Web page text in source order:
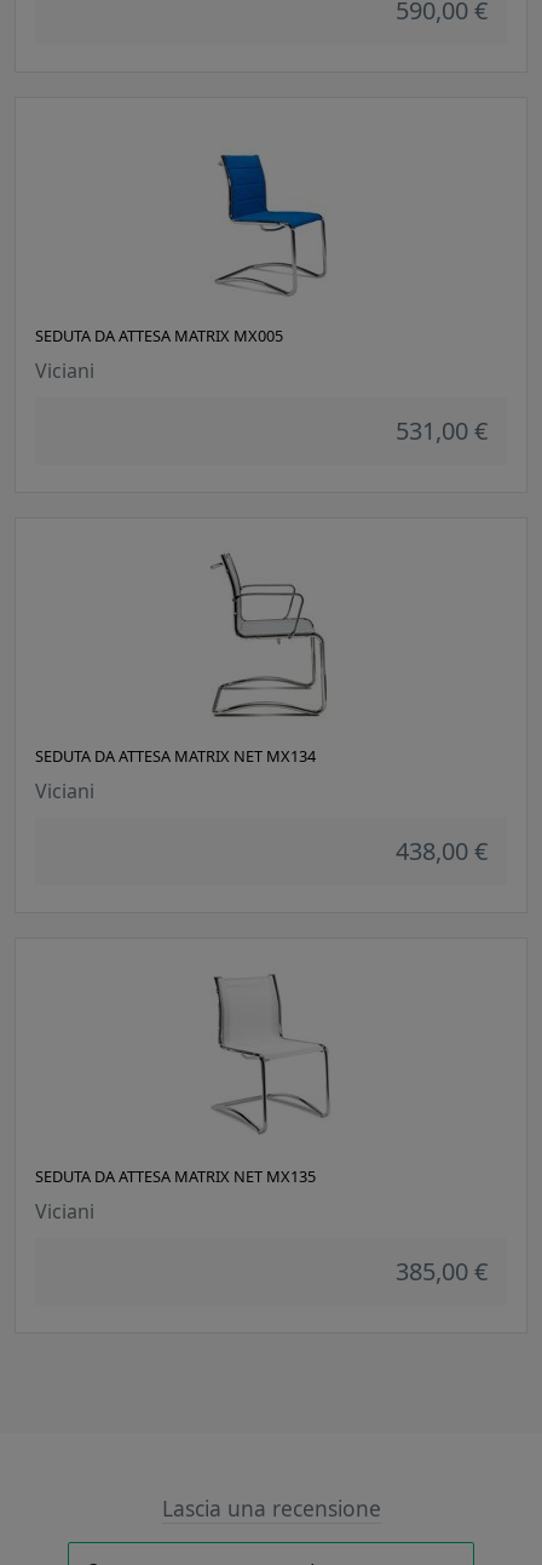
590,00 €
SEDUTA DA ATTESA MATRIX MX005
Viciani
531,00 €
SEDUTA DA ATTESA MATRIX NET MX134
Viciani
438,00 €
SEDUTA DA ATTESA MATRIX NET MX135
Viciani
385,00 €
Lascia una recensione